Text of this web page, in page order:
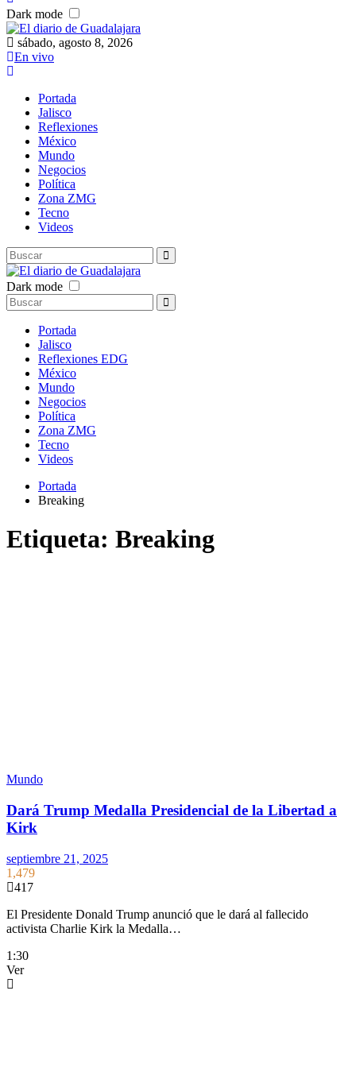
Dark mode
sábado, agosto 8, 2026
En vivo
Portada
Jalisco
Reflexiones
México
Mundo
Negocios
Política
Zona ZMG
Tecno
Videos
Dark mode
Portada
Jalisco
Reflexiones EDG
México
Mundo
Negocios
Política
Zona ZMG
Tecno
Videos
Portada
Breaking
Etiqueta: Breaking
Mundo
Dará Trump Medalla Presidencial de la Libertad a
Kirk
septiembre 21, 2025
1,479
417
El Presidente Donald Trump anunció que le dará al fallecido
activista Charlie Kirk la Medalla…
1:30
Ver